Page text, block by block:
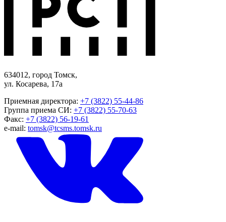
634012, город Томск,
ул. Косарева, 17а
Приемная директора: +7 (3822) 55-44-86
Группа приема СИ: +7 (3822) 55-70-63
Факс: +7 (3822) 56-19-61
e-mail: tomsk@tcsms.tomsk.ru